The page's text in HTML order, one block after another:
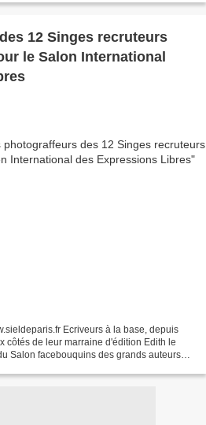
12 Singes recruteurs
le Salon International
Ecriveurs à la base, depuis
côtés de leur marraine d'édition Edith le
Salon facebouquins des grands auteurs